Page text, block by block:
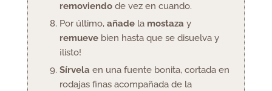
removiendo de vez en cuando.
Por último, añade la mostaza y
remueve bien hasta que se disuelva y
¡listo!
Sírvela en una fuente bonita, cortada en
rodajas finas acompañada de la